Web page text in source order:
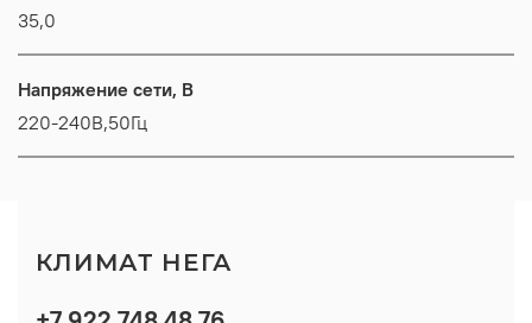
35,0
Напряжение сети, В
220-240В,50Гц
КЛИМАТ НЕГА